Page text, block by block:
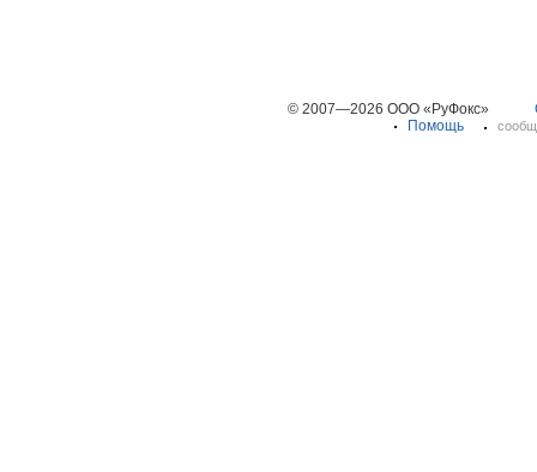
© 2007—2026 ООО «РуФокс»
Помощь